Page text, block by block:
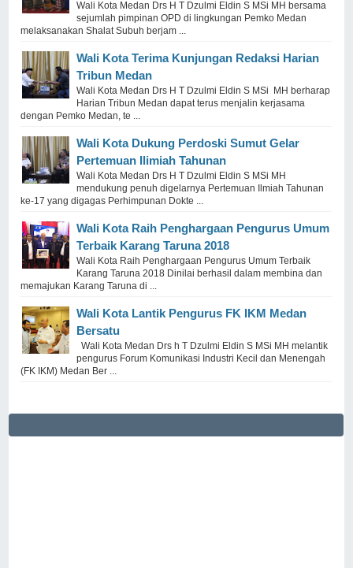
Wali Kota Medan Drs H T Dzulmi Eldin S MSi MH bersama
sejumlah pimpinan OPD di lingkungan Pemko Medan
melaksanakan Shalat Subuh berjam ...
Wali Kota Terima Kunjungan Redaksi Harian
Tribun Medan
Wali Kota Medan Drs H T Dzulmi Eldin S MSi MH berharap
Harian Tribun Medan dapat terus menjalin kerjasama
dengan Pemko Medan, te ...
Wali Kota Dukung Perdoski Sumut Gelar
Pertemuan Ilimiah Tahunan
Wali Kota Medan Drs H T Dzulmi Eldin S MSi MH
mendukung penuh digelarnya Pertemuan Ilmiah Tahunan
ke-17 yang digagas Perhimpunan Dokte ...
Wali Kota Raih Penghargaan Pengurus Umum
Terbaik Karang Taruna 2018
Wali Kota Raih Penghargaan Pengurus Umum Terbaik
Karang Taruna 2018 Dinilai berhasil dalam membina dan
memajukan Karang Taruna di ...
Wali Kota Lantik Pengurus FK IKM Medan
Bersatu
Wali Kota Medan Drs h T Dzulmi Eldin S MSi MH melantik
pengurus Forum Komunikasi Industri Kecil dan Menengah
(FK IKM) Medan Ber ...